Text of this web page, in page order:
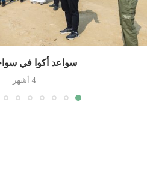
سواعد أكوا في
4 أشهر